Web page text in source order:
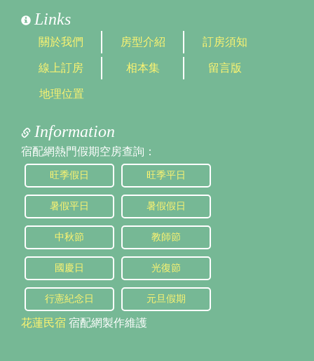
Links
關於我們 房型介紹 訂房須知
線上訂房 相本集 留言版
地理位置
Information
宿配網熱門假期空房查詢：
旺季假日 旺季平日
暑假平日 暑假假日
中秋節 教師節
國慶日 光復節
行憲紀念日 元旦假期
花蓮民宿 宿配網製作維護